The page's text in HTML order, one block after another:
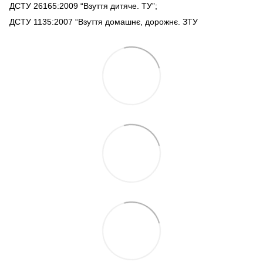
ДСТУ 26165:2009 “Взуття дитяче. ТУ”;
ДСТУ 1135:2007 “Взуття домашнє, дорожнє. ЗТУ